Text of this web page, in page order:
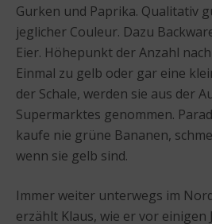
Gurken und Paprika. Qualitativ
jeglicher Couleur. Dazu
Eier. Höhepunkt der Anzahl
Einmal zu gelb oder gar eine
der Schale, werden sie aus der
Supermarktes genommen.
kaufe nie grüne Bananen,
wenn sie gelb sind.
Immer weiter unterwegs im
erzählt Klaus, wie er vor einigen